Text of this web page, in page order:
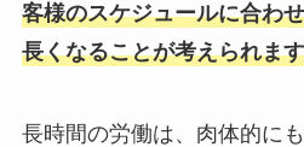
客様のスケジュールに合わ
長くなることが考えられま
長時間の労働は、肉体的に